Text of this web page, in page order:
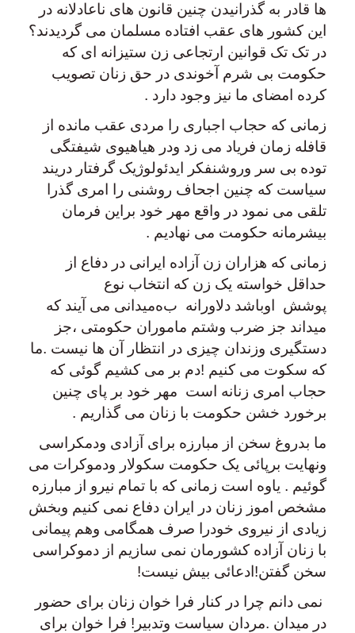
ها قادر به گذرانیدن چنین قانون های ناعادلانه در
این کشور های عقب افتاده مسلمان می گردیدند؟
در تک تک قوانین ارتجاعی زن ستیزانه ای که
حکومت بی شرم آخوندی در حق زنان تصویب
کرده امضای ما نیز وجود دارد .
زمانی که حجاب اجباری را مردی عقب مانده از
قافله زمان فریاد می زد ودر هیاهیوی شیفتگی
توده بی سر وروشنفکر ایدئولوژیک گرفتار دریند
سیاست که چنین اجحاف روشنی را امری گذرا
تلقی می نمود در واقع مهر خود براین فرمان
بیشرمانه حکومت می نهادیم .
زمانی که هزاران زن آزاده ایرانی در دفاع از
حداقل خواسته یک زن که انتخاب نوع
پوشش اوباشد دلاورانه ب ەمیدانی می آیند که
میداند جز ضرب وشتم ماموران حکومتی ،جز
دستگیری وزندان چیزی در انتظار آن ها نیست .ما
که سکوت می کنیم !دم بر می کشیم گوئی که
حجاب امری زنانه است مهر خود بر پای چنین
برخورد خشن حکومت با زنان می گذاریم .
ما بدروغ سخن از مبارزه برای آزادی ودمکراسی
ونهایت برپائی یک حکومت سکولار ودموکرات می
گوئیم . یاوه است زمانی که با تمام نیرو از مبارزه
مشخص اموز زنان در ایران دفاع نمی کنیم وبخش
زیادی از نیروی خودرا صرف همگامی وهم پیمانی
با زنان آزاده کشورمان نمی سازیم از دموکراسی
سخن گفتن!ادعائی بیش نیست!
نمی دانم چرا در کنار فرا خوان زنان برای حضور
در میدان .مردان سیاست وتدبیر! فرا خوان برای